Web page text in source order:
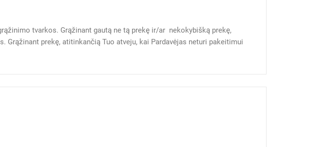
tvarkos. Grąžinant gautą ne tą prekę ir/ar nekokybišką prekę,
prekę, atitinkančią Tuo atveju, kai Pardavėjas neturi pakeitimui